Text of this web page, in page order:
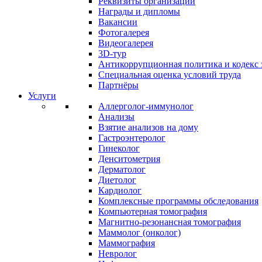
Награды и дипломы
Вакансии
Фотогалерея
Видеогалерея
3D-тур
Антикоррупционная политика и кодекс
Специальная оценка условий труда
Партнёры
Услуги
Аллерголог-иммунолог
Анализы
Взятие анализов на дому
Гастроэнтеролог
Гинеколог
Денситометрия
Дерматолог
Диетолог
Кардиолог
Комплексные программы обследования
Компьютерная томография
Магнитно-резонансная томография
Маммолог (онколог)
Маммография
Невролог